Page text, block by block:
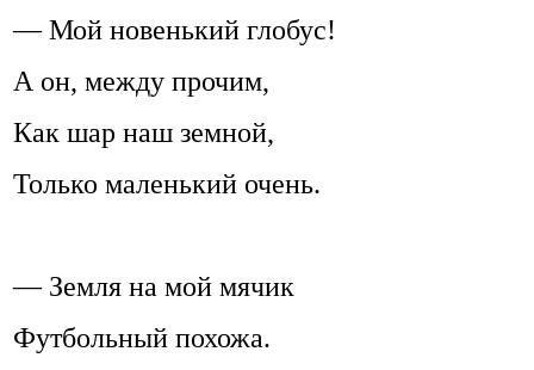
— Мой новенький глобус!
А он, между прочим,
Как шар наш земной,
Только маленький очень.
— Земля на мой мячик
Футбольный похожа.